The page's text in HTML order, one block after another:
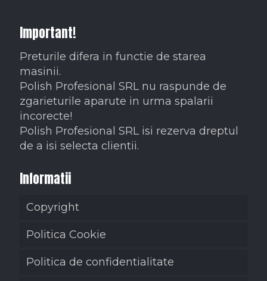
Important!
Preturile difera in functie de starea
masinii.
Polish Profesional SRL nu raspunde de
zgarieturile aparute in urma spalarii
incorecte!
Polish Profesional SRL isi rezerva dreptul
de a isi selecta clientii.
Informatii
Copyright
Politica Cookie
Politica de confidentialitate